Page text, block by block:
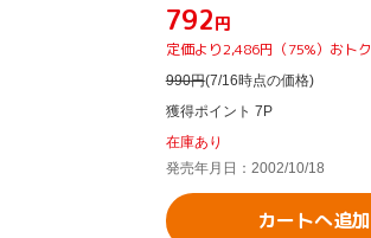
¥792円
定価より2,486円（75%）おトク
990円(7/16時点の価格)
獲得ポイント 7P
在庫あり
発売年月日：2002/10/18
カートへ追加